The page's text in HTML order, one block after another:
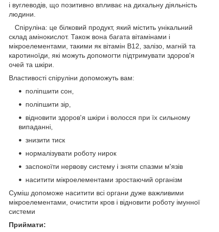
і вуглеводів, що позитивно впливає на дихальну діяльність
людини.
Спіруліна: це білковий продукт, який містить унікальний
склад амінокислот. Також вона багата вітамінами і
мікроелементами, такими як вітамін B12, залізо, магній та
каротиноїди, які можуть допомогти підтримувати здоров'я
очей та шкіри.
Властивості спіруліни допоможуть вам:
поліпшити сон,
поліпшити зір,
відновити здоров'я шкіри і волосся при їх сильному
випаданні,
знизити тиск
нормалізувати роботу нирок
заспокоїти нервову систему і зняти спазми м'язів
наситити мікроелементами зростаючий організм
Суміш допоможе наситити всі органи дуже важливими
мікроелементами, очистити кров і відновити роботу імунної
системи
Приймати: